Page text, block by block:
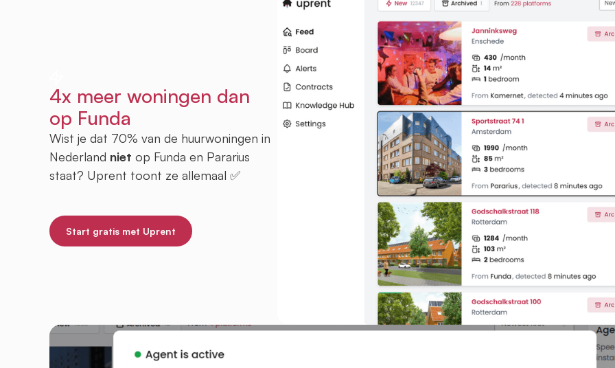
4x meer woningen dan
op Funda
Wist je dat 70% van de huurwoningen in
Nederland niet op Funda en Pararius
staat? Uprent toont ze allemaal ✅
Start gratis met Uprent